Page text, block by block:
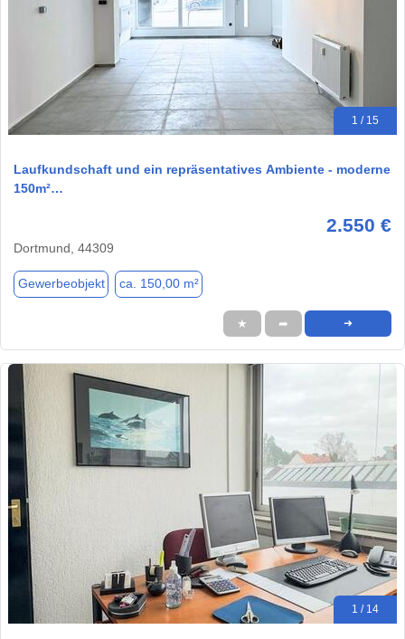
1 / 15
Laufkundschaft und ein repräsentatives Ambiente - moderne
150m²…
2.550 €
Dortmund, 44309
Gewerbeobjekt ca. 150,00 m²
★ ➦ ➜
1 / 14